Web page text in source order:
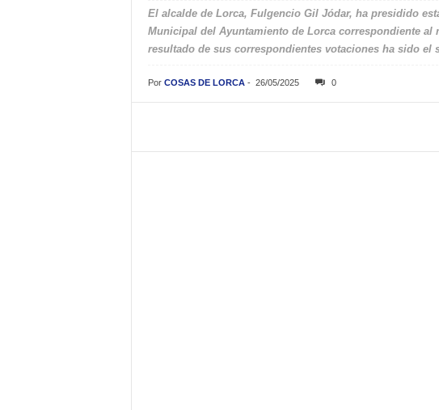
El alcalde de Lorca, Fulgencio Gil Jódar, ha presidido
Municipal del Ayuntamiento de Lorca correspondiente al
resultado de sus correspondientes votaciones ha sido el
Por COSAS DE LORCA- 26/05/2025 0